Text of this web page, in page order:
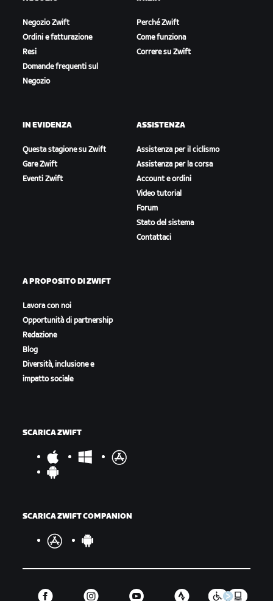
Negozio Zwift
Ordini e fatturazione
Resi
Domande frequenti sul
Negozio
Perché Zwift
Come funziona
Correre su Zwift
IN EVIDENZA
Questa stagione su Zwift
Gare Zwift
Eventi Zwift
ASSISTENZA
Assistenza per il ciclismo
Assistenza per la corsa
Account e ordini
Video tutorial
Forum
Stato del sistema
Contattaci
A PROPOSITO DI ZWIFT
Lavora con noi
Opportunità di partnership
Redazione
Blog
Diversità, inclusione e
impatto sociale
SCARICA ZWIFT
SCARICA ZWIFT COMPANION